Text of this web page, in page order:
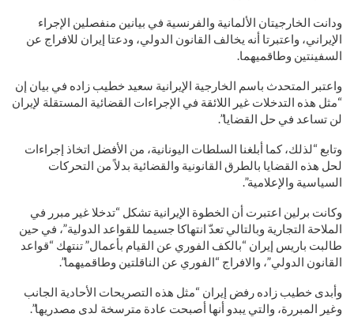
ودانت الخارجيتان الألمانية والفرنسية في بيانين منفصلين الإجراء
الإيراني، واعتبرتا أنه يخالف القانون الدولي، ودعتا إيران للافراج عن
السفينتين وطاقميهما.
واعتبر المتحدث باسم الخارجية الإيرانية سعيد خطيب زاده في بيان إن
“مثل هذه التدخلات غير اللائقة في الإجراءات القضائية المستقلة لإيران
لن تساعد في حل القضايا”.
وتابع “لذلك، كما أبلغنا السلطات اليونانية، من الأفضل اتخاذ إجراءات
لحل هذه القضايا بالطرق القانونية والقضائية بدلاً من التحركات
السياسية والإعلامية”.
وكانت برلين اعتبرت أن الخطوة الإيرانية تشكل “تدخلا غير مبرر في
الملاحة التجارية وبالتالي تعدّ انتهاكا جسيما للقواعد الدولية”، في حين
طالبت باريس إيران “بالكف الفوري عن القيام بأعمال” تنتهك “قواعد
القانون الدولي”، والافراج “الفوري عن الناقلتين وطاقميهما”.
وأبدى خطيب زاده رفض إيران “مثل هذه التصريحات الأحادية الجانب
وغير المبررة، والتي يبدو أنها أصبحت عادة مترسخة لدى مصدريها”.